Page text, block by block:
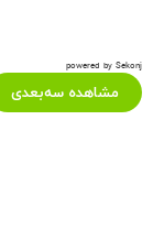
powered by Sekonj
مشاهده سه‌بعدی